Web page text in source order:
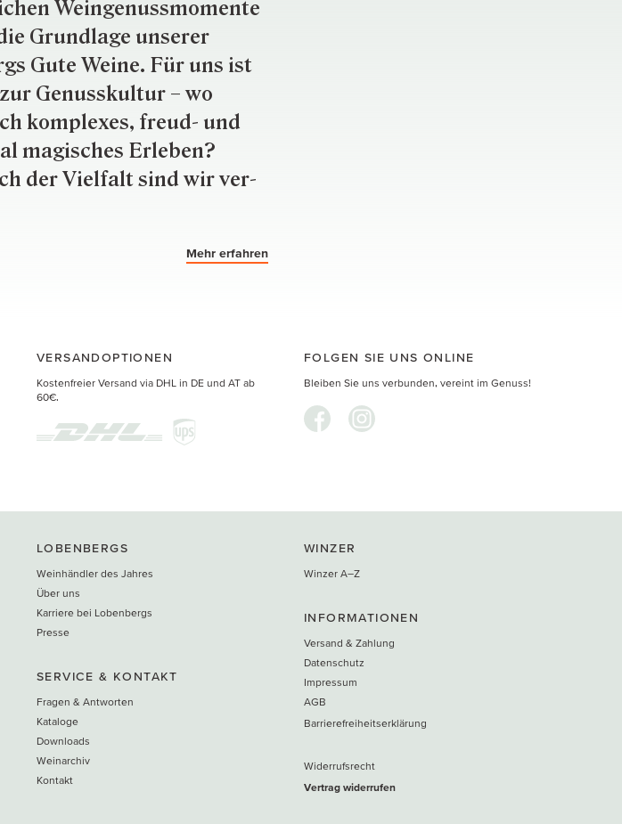
Wein­genuss­momente
Grund­lage unserer
Gute Weine. Für uns ist
Genuss­kultur – wo
kom­plexes, freud- und
ma­gisch­es Er­le­ben?
der Vielfalt sind wir ver­
Mehr erfahren
VERSANDOPTIONEN
Kostenfreier Versand via DHL in DE und AT ab
60€.
FOLGEN SIE UNS ONLINE
Bleiben Sie uns verbunden, vereint im Genuss!
LOBENBERGS
Weinhändler des Jahres
Über uns
Karriere bei Lobenbergs
Presse
SERVICE & KONTAKT
Fragen & Antworten
Kataloge
Downloads
Weinarchiv
Kontakt
WINZER
Winzer A–Z
INFORMATIONEN
Versand & Zahlung
Datenschutz
Impressum
AGB
Barrierefreiheitserklärung
Widerrufsrecht
Vertrag widerrufen